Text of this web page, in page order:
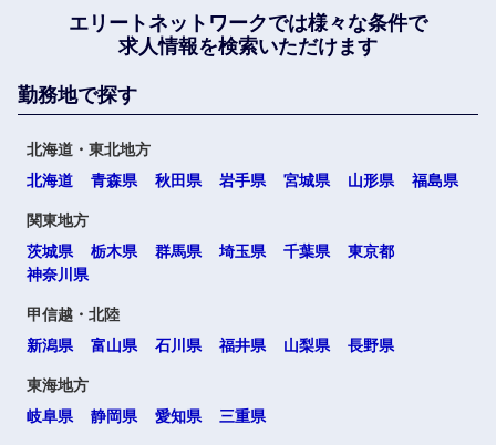
エリートネットワークでは様々な条件で
求人情報を検索いただけます
勤務地で探す
北海道・東北地方
北海道
青森県 秋田県 岩手県 宮城県 山形県 福島県
関東地方
茨城県
栃木県 群馬県 埼玉県 千葉県
東京都
神奈川県
甲信越・北陸
新潟県
富山県 石川県 福井県 山梨県 長野県
東海地方
岐阜県
静岡県 愛知県 三重県